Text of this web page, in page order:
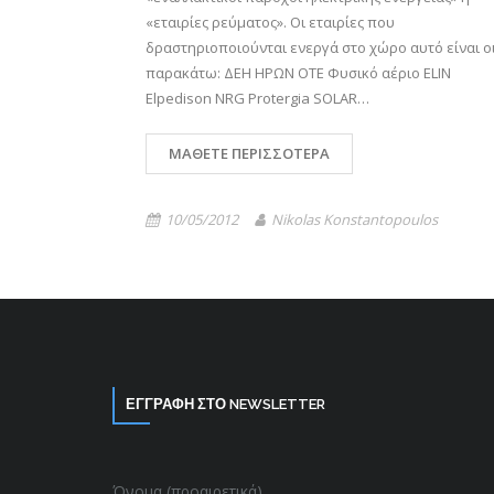
«εταιρίες ρεύματος». Οι εταιρίες που
δραστηριοποιούνται ενεργά στο χώρο αυτό είναι
παρακάτω: ΔΕΗ ΗΡΩΝ ΟΤΕ Φυσικό αέριο ELIN
Elpedison NRG Protergia SOLAR…
ΜΆΘΕΤΕ ΠΕΡΙΣΣΌΤΕΡΑ
10/05/2012 Nikolas Konstantopoulos
ΕΓΓΡΑΦΗ ΣΤΟ NEWSLETTER